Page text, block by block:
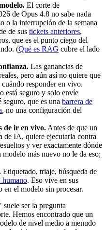
El corte de
de Opus 4.8 no sabe nada
o la interrupción de la semana
de sus tickets anteriores,
que es el punto ciego del
(Qué es RAG cubre el lado
Las ganancias de
pero aún así no quiere que
responder en vivo.
está seguro y solo envíe
seguro, que es una barrera de
, no una configuración del
de ir en vivo. Antes de que un
de IA, quiere ejecutarla contra
y ver exactamente dónde
más nuevo no le da eso;
Etiquetado, triaje, búsqueda de
humano. Eso vive en sus
en el modelo sin procesar.
ser la pregunta
Hemos encontrado que un
de nivel medio a menudo